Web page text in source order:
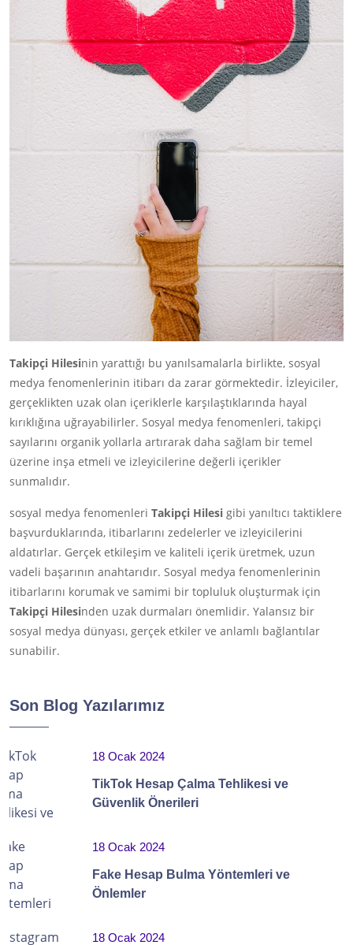
Takipçi Hilesinin yarattığı bu yanılsamalarla birlikte, sosyal
medya fenomenlerinin itibarı da zarar görmektedir. İzleyiciler,
gerçeklikten uzak olan içeriklerle karşılaştıklarında hayal
kırıklığına uğrayabilirler. Sosyal medya fenomenleri, takipçi
sayılarını organik yollarla artırarak daha sağlam bir temel
üzerine inşa etmeli ve izleyicilerine değerli içerikler
sunmalıdır.
sosyal medya fenomenleri Takipçi Hilesi gibi yanıltıcı taktiklere
başvurduklarında, itibarlarını zedelerler ve izleyicilerini
aldatırlar. Gerçek etkileşim ve kaliteli içerik üretmek, uzun
vadeli başarının anahtarıdır. Sosyal medya fenomenlerinin
itibarlarını korumak ve samimi bir topluluk oluşturmak için
Takipçi Hilesinden uzak durmaları önemlidir. Yalansız bir
sosyal medya dünyası, gerçek etkiler ve anlamlı bağlantılar
sunabilir.
Son Blog Yazılarımız
18 Ocak 2024
TikTok Hesap Çalma Tehlikesi ve
Güvenlik Önerileri
18 Ocak 2024
Fake Hesap Bulma Yöntemleri ve
Önlemler
18 Ocak 2024